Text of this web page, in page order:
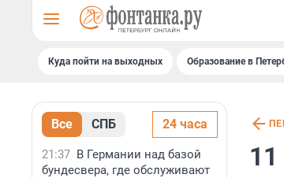
Куда пойти на выходных Образование в
Все СПБ 24 часа
21:37 В Германии над базой
бундесвера, где обслуживают